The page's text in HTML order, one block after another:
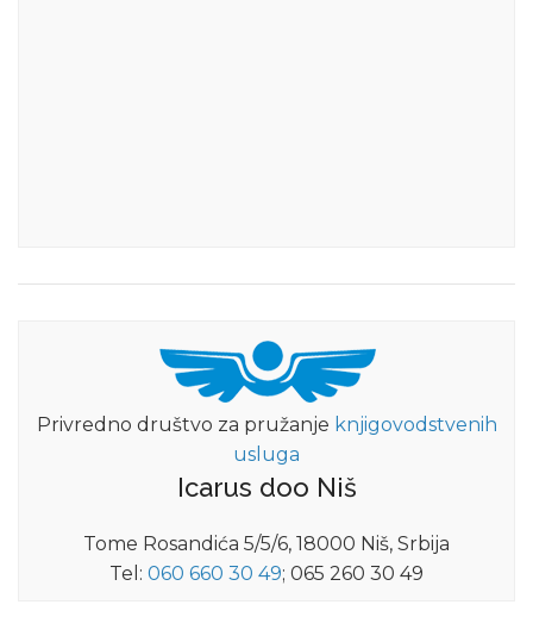
Privredno društvo za pružanje knjigovodstvenih
usluga
Icarus doo Niš
Tome Rosandića 5/5/6, 18000 Niš, Srbija
Tel: 060 660 30 49; 065 260 30 49